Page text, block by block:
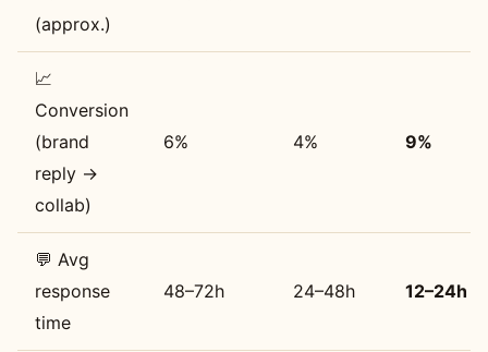
(approx.)
📈
Conversion
(brand
reply →
collab)
6% 4% 9%
💬 Avg
response
time
48–72h 24–48h 12–24h